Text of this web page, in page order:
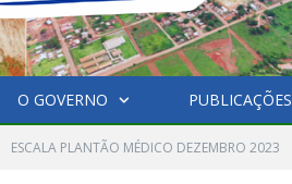
O GOVERNO PUBLICAÇÕES
ESCALA PLANTÃO MÉDICO DEZEMBRO 2023